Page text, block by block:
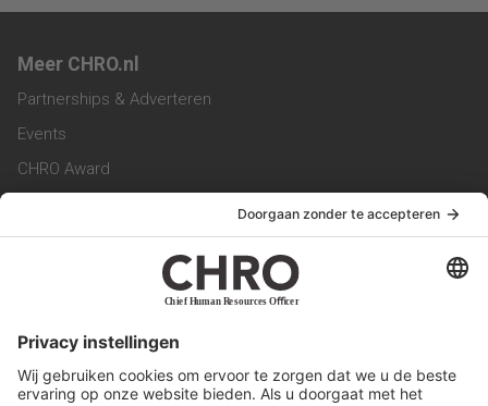
Meer CHRO.nl
Partnerships & Adverteren
Events
CHRO Award
CHRO Magazine
Service & Contact
Werken bij ons
Privacy Statement